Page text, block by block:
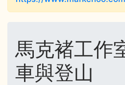
馬克褚工作
車與登山